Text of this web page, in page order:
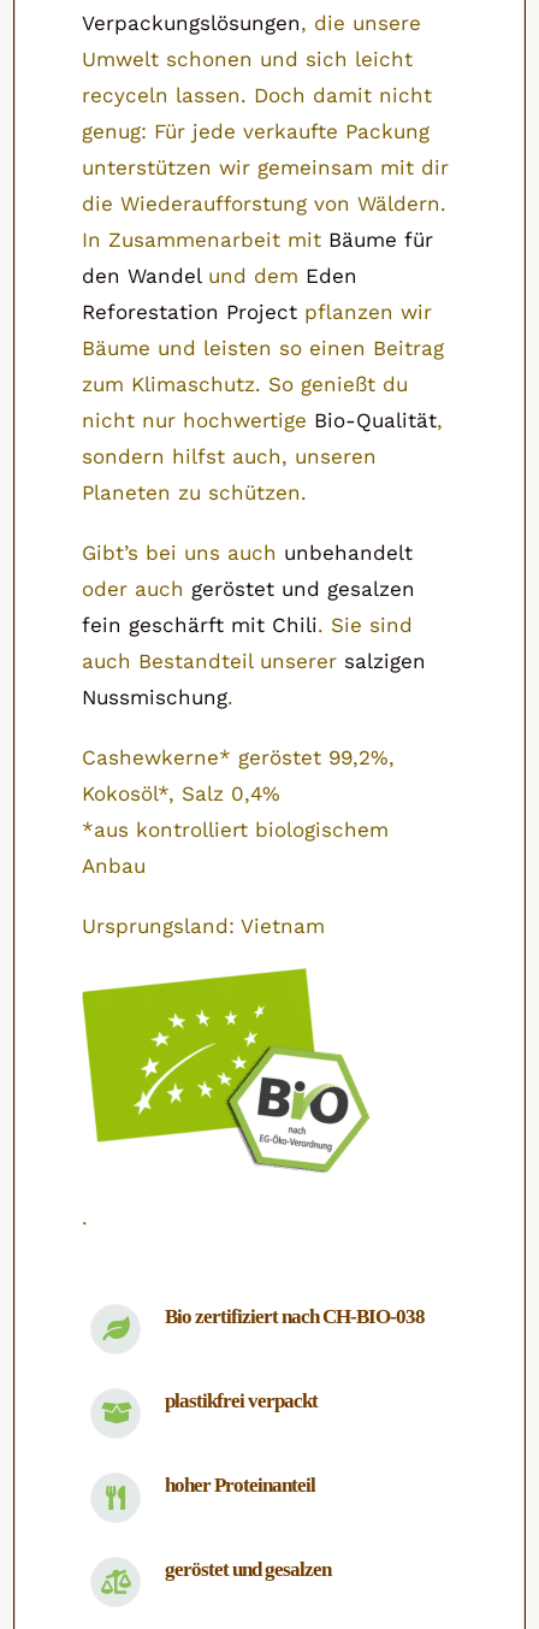
Verpackungslösungen, die unsere
Umwelt schonen und sich leicht
recyceln lassen. Doch damit nicht
genug: Für jede verkaufte Packung
unterstützen wir gemeinsam mit dir
die Wiederaufforstung von Wäldern.
In Zusammenarbeit mit Bäume für
den Wandelund dem Eden
Reforestation Project pflanzen wir
Bäume und leisten so einen Beitrag
zum Klimaschutz. So genießt du
nicht nur hochwertige Bio-Qualität,
sondern hilfst auch, unseren
Planeten zu schützen.
Gibt’s bei uns auch unbehandelt
oder auch geröstet und gesalzen
fein geschärft mit Chili. Sie sind
auch Bestandteil unserer salzigen
Nussmischung.
Cashewkerne* geröstet 99,2%,
Kokosöl*, Salz 0,4%
*aus kontrolliert biologischem
Anbau
Ursprungsland: Vietnam
.
Bio zertifiziert nach CH-BIO-038
plastikfrei verpackt
hoher Proteinanteil
geröstet und gesalzen